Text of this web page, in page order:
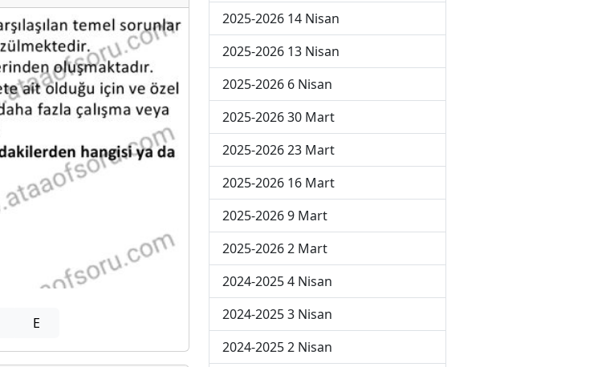
E
2025-2026 14 Nisan
2025-2026 13 Nisan
2025-2026 6 Nisan
2025-2026 30 Mart
2025-2026 23 Mart
2025-2026 16 Mart
2025-2026 9 Mart
2025-2026 2 Mart
2024-2025 4 Nisan
2024-2025 3 Nisan
2024-2025 2 Nisan